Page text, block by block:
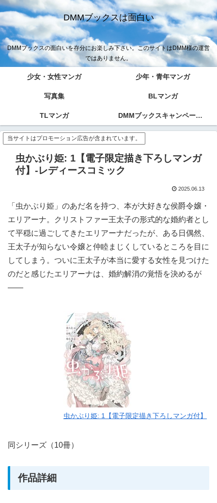
DMMブックスは面白い
DMMブックスの面白いを存分にお楽しみ下さい。このサイトはDMM様の運営
ではありません。
少女・女性マンガ 少年・青年マンガ
写真集 BLマンガ
TLマンガ DMMブックスキャンペーン！！
当サイトはプロモーション広告が含まれています。
虫かぶり姫: 1【電子限定描き下ろしマンガ
付】-レディースコミック
2025.06.13
「虫かぶり姫」のあだ名を持つ、本が大好きな侯爵令嬢・
エリアーナ。クリストファー王太子の形式的な婚約者とし
て平穏に過ごしてきたエリアーナだったが、ある日偶然、
王太子が知らない令嬢と仲睦まじくしているところを目に
してしまう。ついに王太子が本当に愛する女性を見つけた
のだと感じたエリアーナは、婚約解消の覚悟を決めるが
――
虫かぶり姫: 1【電子限定描き下ろしマンガ付】
同シリーズ（10冊）
作品詳細